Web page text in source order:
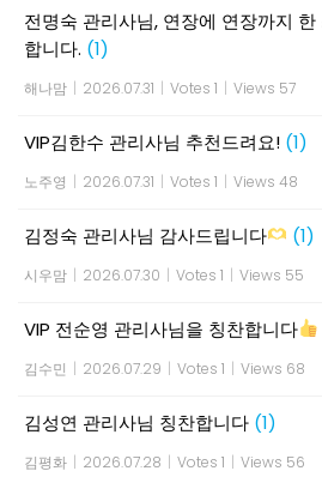
전명숙 관리사님, 연장에 연장까지
합니다. (1)
해나맘 | 2026.07.31 | Votes 1 | Views 57
VIP김한수 관리사님 추천드려요! (1)
노주영 | 2026.07.31 | Votes 1 | Views 48
김정숙 관리사님 감사드립니다 (1)
시우맘 | 2026.07.30 | Votes 1 | Views 55
VIP 전순영 관리사님을 칭찬합니다
김수민 | 2026.07.29 | Votes 1 | Views 68
김성연 관리사님 칭찬합니다 (1)
김평화 | 2026.07.28 | Votes 1 | Views 56